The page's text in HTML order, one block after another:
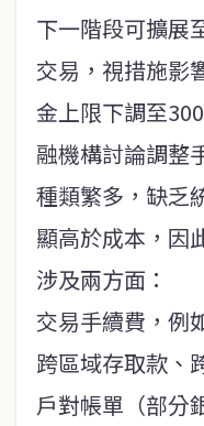
下一階段可擴展
交易，視措施影
金上限下調至
融機構討論調整
種類繁多，缺乏
顯高於成本，因
涉及兩方面：
交易手續費，例
跨區域存取款、
戶對帳單（部分